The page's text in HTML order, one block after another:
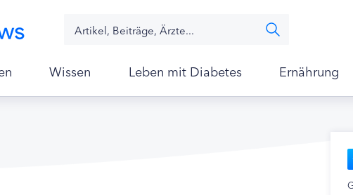
Wissen Leben mit Diabetes Ernährung